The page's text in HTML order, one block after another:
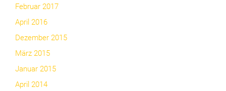
Februar 2017
April 2016
Dezember 2015
März 2015
Januar 2015
April 2014